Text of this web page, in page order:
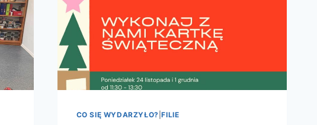
CO SIĘ WYDARZYŁO? |FILIE